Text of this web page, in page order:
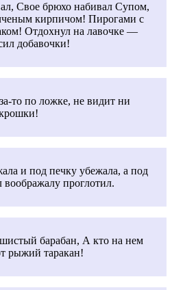
Свое брюхо набивал Супом,
кирпичом! Пирогами с
Отдохнул на лавочке —
добавочки!
то по ложке, не видит ни
и под печку убежала, а под
воображалу проглотил.
барабан, А кто на нем
рыжий таракан!